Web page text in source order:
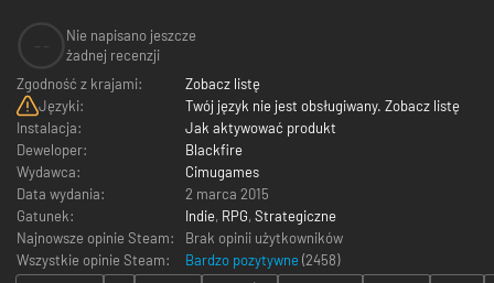
Nie napisano jeszcze
żadnej recenzji
Zgodność z krajami:
Zobacz listę
Języki:
Twój język nie jest obsługiwany. Zobacz listę
Instalacja:
Jak aktywować produkt
Deweloper:
Blackfire
Wydawca:
Cimugames
Data wydania:
2 marca 2015
Gatunek:
Indie, RPG, Strategiczne
Najnowsze opinie Steam:
Brak opinii użytkowników
Wszystkie opinie Steam:
Bardzo pozytywne (2458)